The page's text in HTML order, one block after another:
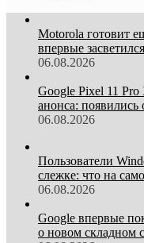
Motorola готовит
впервые
06.08.2026
Google Pixel 11
анонса:
06.08.2026
Пользователи
слежке: что на
06.08.2026
Google впервые
о новом складном